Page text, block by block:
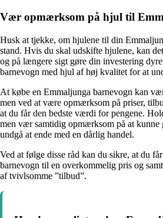
Vær opmærksom på hjul til
Husk at tjekke, om hjulene til din
stand. Hvis du skal udskifte hjulene, kan
og på længere sigt gøre din investering
barnevogn med hjul af høj kvalitet for at
At købe en Emmaljunga barnevogn kan
men ved at være opmærksom på priser,
at du får den bedste værdi for pengene.
men vær samtidig opmærksom på at
undgå at ende med en dårlig handel.
Ved at følge disse råd kan du sikre, at du
barnevogn til en overkommelig pris og
af tvivlsomme ”tilbud”.